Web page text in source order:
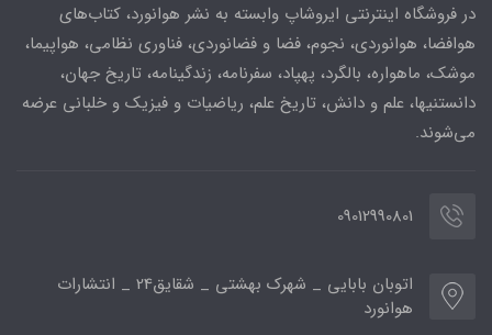
در فروشگاه اینترنتی ایروشاپ وابسته به نشر هوانورد، کتاب‌های
هوافضا، هوانوردی، نجوم، فضا و فضانوردی، فناوری نظامی، هواپیما،
موشک، ماهواره، بالگرد، پهپاد، سفرنامه، زندگینامه، تاریخ جهان،
دانستنیها، علم و دانش، تاریخ علم، ریاضیات و فیزیک و خلبانی عرضه
می‌شوند.
09012990801
اتوبان بابایی _ شهرک بهشتی _ شقایق24 _ انتشارات
هوانورد